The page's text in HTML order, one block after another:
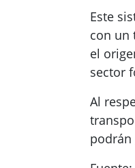
Este
con un
el
sector
Al
podrán